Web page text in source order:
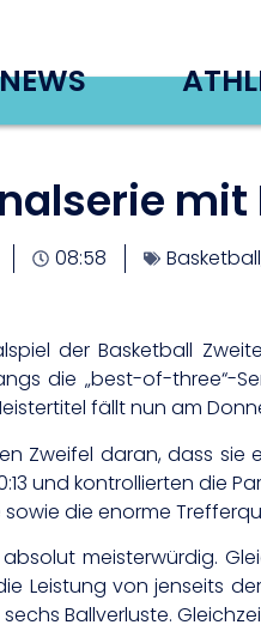
NEWS
08:58 Basketball
der Basketball
die „best-of-three“-
fällt nun am
Zweifel daran, dass
und kontrollierten die
die enorme
meisterwürdig.
Leistung von jenseits
Ballverluste.